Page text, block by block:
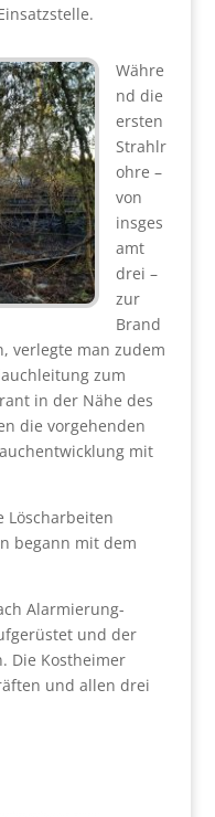
Währe
nd die
ersten
Strahlr
ohre –
von
insges
amt
drei –
zur
Brand
verlegte man zudem
zum
in der Nähe des
die vorgehenden
mit
Löscharbeiten
begann mit dem
Alarmierung-
und der
Die Kostheimer
und allen drei